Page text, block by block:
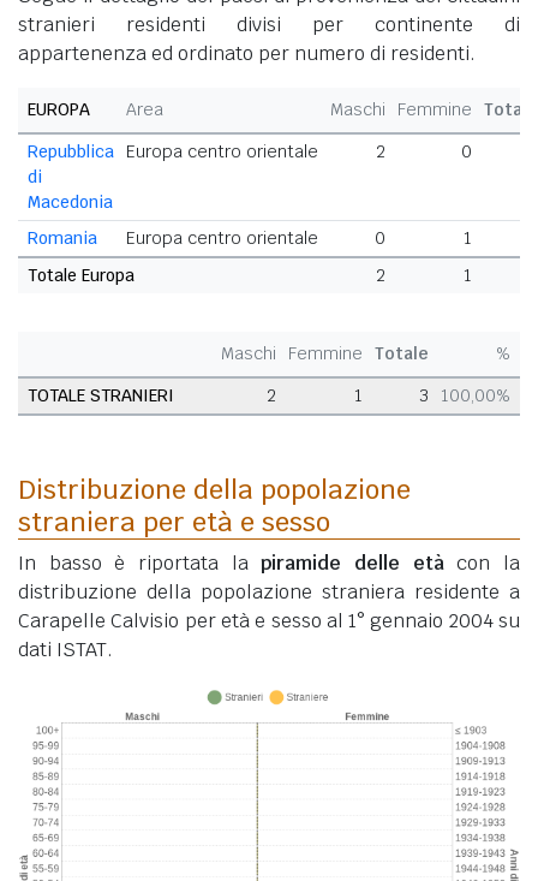
stranieri residenti divisi per continente di
appartenenza ed ordinato per numero di residenti.
EUROPA Area Maschi Femmine
Totale
Repubblica
di
Macedonia
Europa centro orientale 2 0
Romania Europa centro orientale 0 1
Totale Europa
2 1
Maschi Femmine Totale
%
TOTALE STRANIERI
2 1 3 100,00%
Distribuzione della popolazione
straniera per età e sesso
In basso è riportata lapiramide delle etàcon la
distribuzione della popolazione straniera residente a
Carapelle Calvisio per età e sesso al 1° gennaio 2004 su
dati ISTAT.